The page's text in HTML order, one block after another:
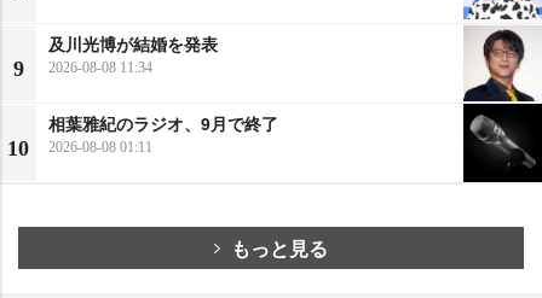
9
及川光博が結婚を発表
2026-08-08 11:34
10
相葉雅紀のラジオ、9月で終了
2026-08-08 01:11
もっと見る